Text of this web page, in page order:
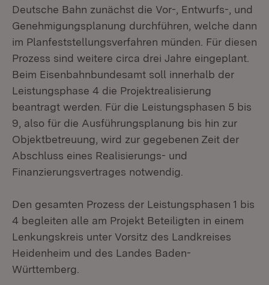
Deutsche Bahn zunächst die Vor-, Entwurfs-, und
Genehmigungsplanung durchführen, welche dann
im Planfeststellungsverfahren münden. Für diesen
Prozess sind weitere circa drei Jahre eingeplant.
Beim Eisenbahnbundesamt soll innerhalb der
Leistungsphase 4 die Projektrealisierung
beantragt werden. Für die Leistungsphasen 5 bis
9, also für die Ausführungsplanung bis hin zur
Objektbetreuung, wird zur gegebenen Zeit der
Abschluss eines Realisierungs- und
Finanzierungsvertrages notwendig.
Den gesamten Prozess der Leistungsphasen 1 bis
4 begleiten alle am Projekt Beteiligten in einem
Lenkungskreis unter Vorsitz des Landkreises
Heidenheim und des Landes Baden-
Württemberg.